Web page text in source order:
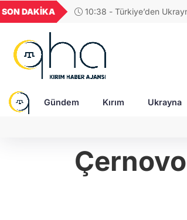
SON DAKİKA
10:38 - Türkiye’den
UYU
1,1849
18,2677
Gündem Kırım Ukrayna